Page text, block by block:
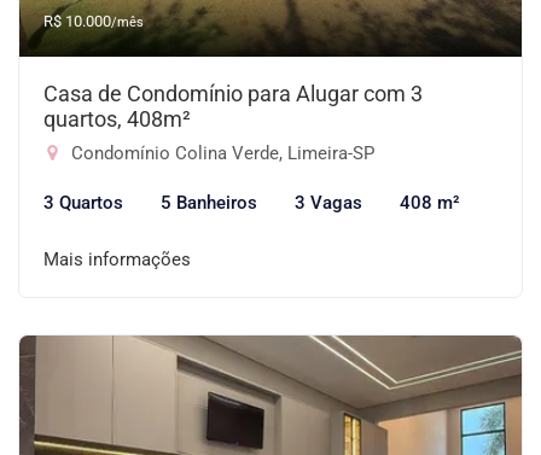
R$ 10.000/mês
Casa de Condomínio para Alugar com 3
quartos, 408m²
Condomínio Colina Verde, Limeira-SP
3 Quartos 5 Banheiros 3 Vagas 408 m²
Mais informações